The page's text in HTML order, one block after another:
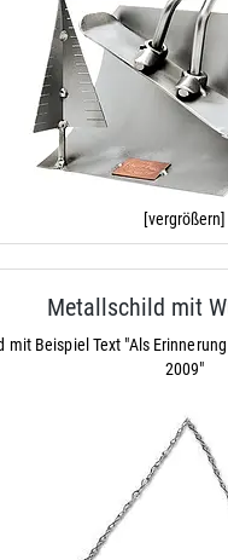
[vergrößern]
Metallschild mit
mit Beispiel Text "Als
2009"